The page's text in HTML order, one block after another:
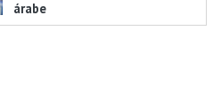
árabe